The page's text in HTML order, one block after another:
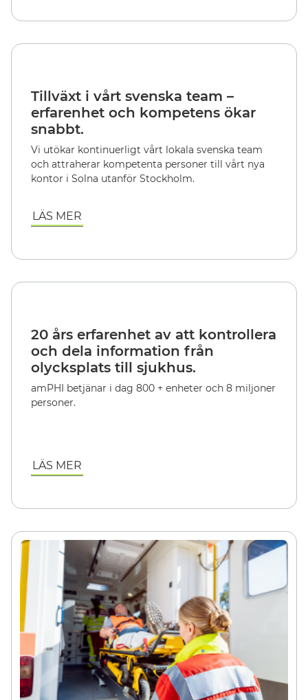
Tillväxt i vårt svenska team –
erfarenhet och kompetens ökar
snabbt.
Vi utökar kontinuerligt vårt lokala svenska team
och attraherar kompetenta personer till vårt nya
kontor i Solna utanför Stockholm.
LÄS MER
20 års erfarenhet av att kontrollera
och dela information från
olycksplats till sjukhus.
amPHI betjänar i dag 800 + enheter och 8 miljoner
personer.
LÄS MER